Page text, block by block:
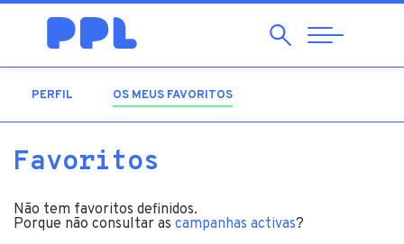
Pesquisar
Abrir
Navegação
PERFIL OS MEUS FAVORITOS
Favoritos
Não tem favoritos definidos.
Porque não consultar as campanhas activas?